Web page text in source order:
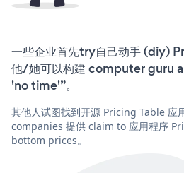
一些企业首先try自己动手 (diy)
他/她可以构建 computer guru
'no time'”。
其他人试图找到开源 Pricing Table 应
companies 提供 claim to 应用程序
bottom prices。